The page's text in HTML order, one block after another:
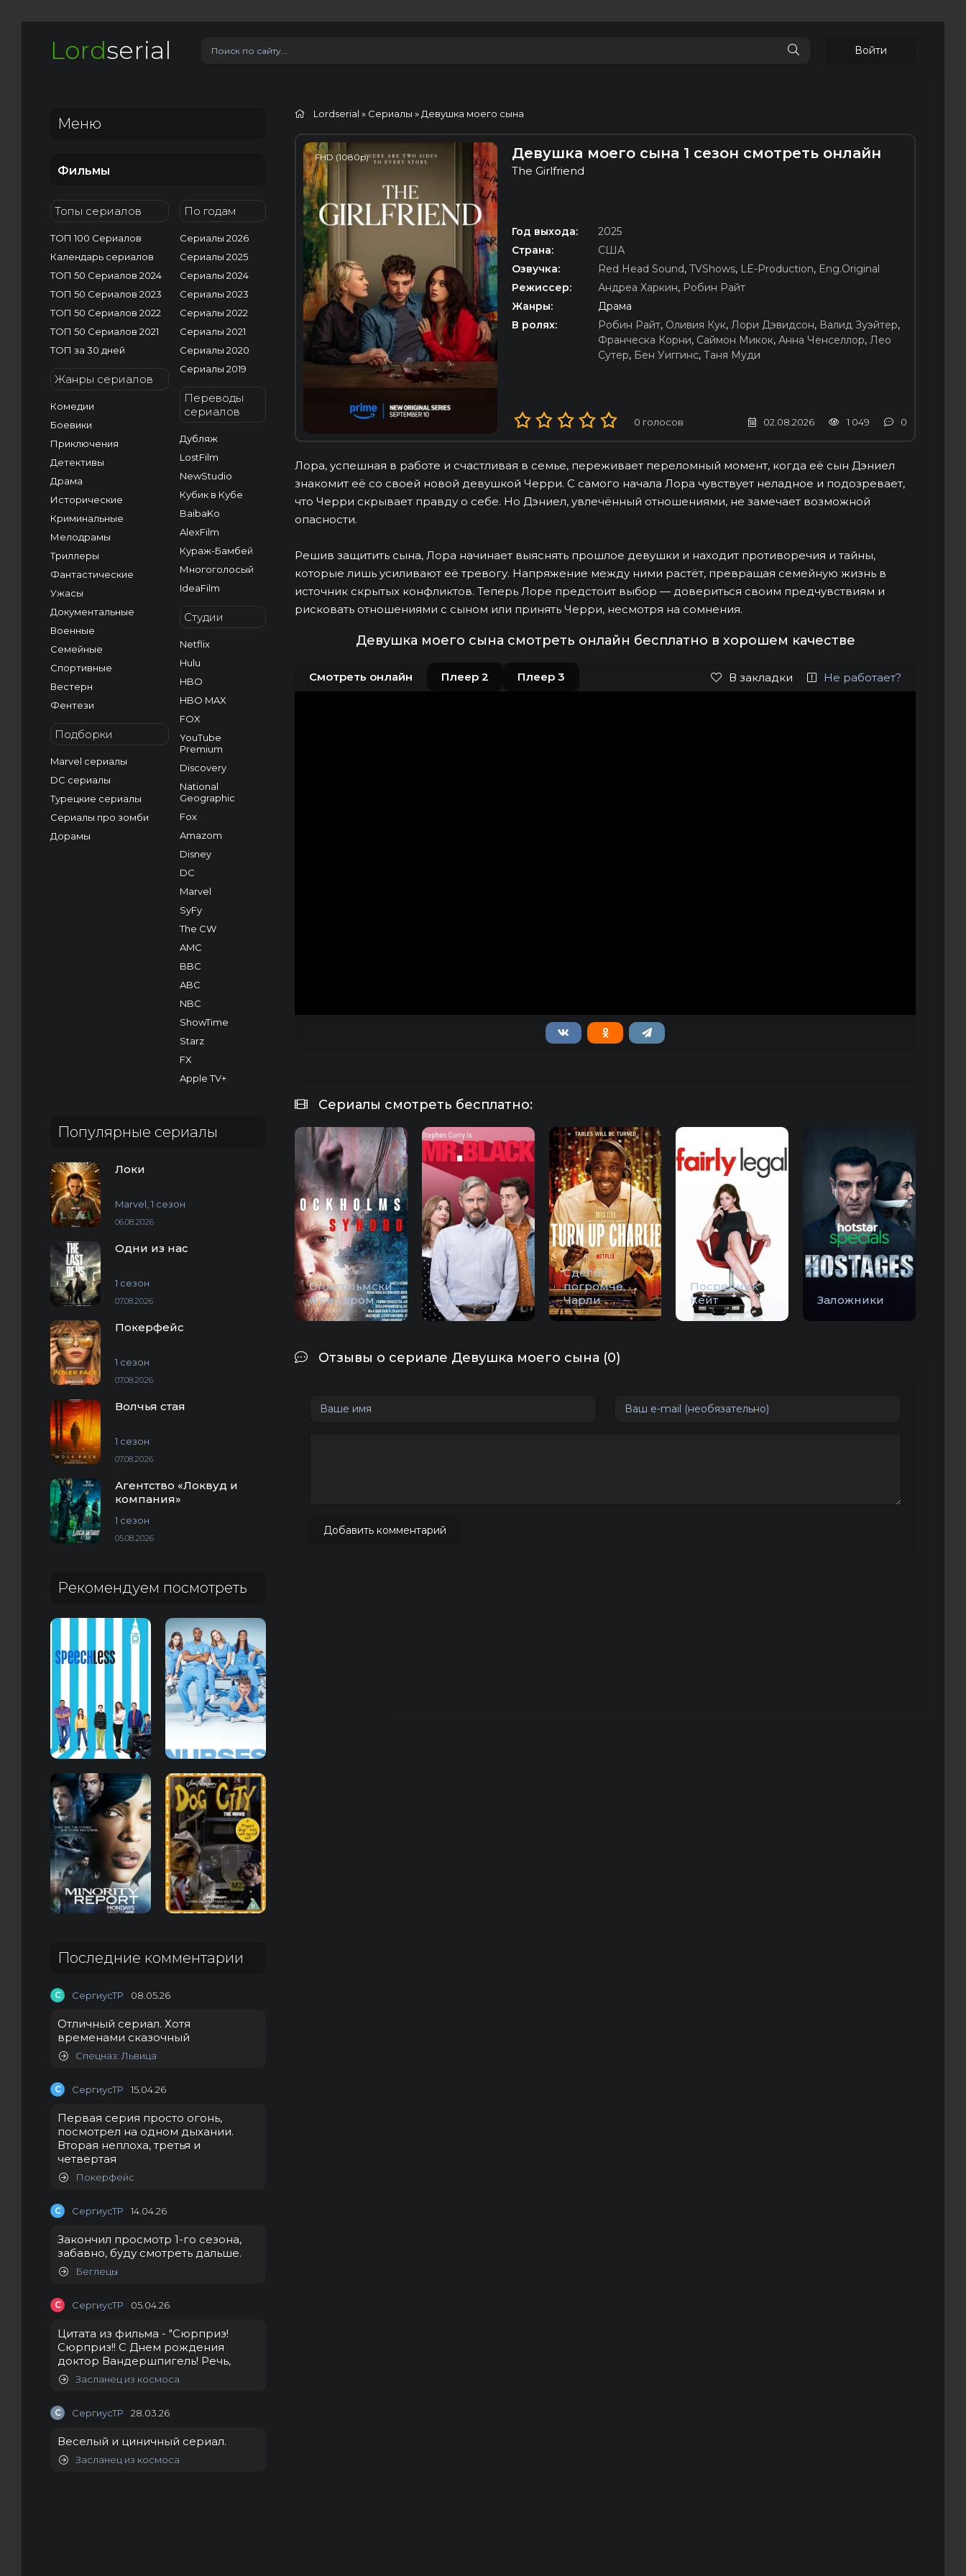
Lordserial Войти
Меню
Фильмы
Топы сериалов
ТОП 100 Сериалов
Календарь сериалов
ТОП 50 Сериалов 2024
ТОП 50 Сериалов 2023
ТОП 50 Сериалов 2022
ТОП 50 Сериалов 2021
ТОП за 30 дней
Жанры сериалов
Комедии
Боевики
Приключения
Детективы
Драма
Исторические
Криминальные
Мелодрамы
Триллеры
Фантастические
Ужасы
Документальные
Военные
Семейные
Спортивные
Вестерн
Фентези
Подборки
Marvel сериалы
DC сериалы
Турецкие сериалы
Сериалы про зомби
Дорамы
По годам
Сериалы 2026
Сериалы 2025
Сериалы 2024
Сериалы 2023
Сериалы 2022
Сериалы 2021
Сериалы 2020
Сериалы 2019
Переводы
сериалов
Дубляж
LostFilm
NewStudio
Кубик в Кубе
BaibaKo
AlexFilm
Кураж-Бамбей
Многоголосый
IdeaFilm
Студии
Netflix
Hulu
HBO
HBO MAX
FOX
YouTube
Premium
Discovery
National
Geographic
Fox
Amazom
Disney
DC
Marvel
SyFy
The CW
AMC
BBC
ABC
NBC
ShowTime
Starz
FX
Apple TV+
Популярные сериалы
Локи
Marvel, 1 сезон
06.08.2026
Одни из нас
1 сезон
07.08.2026
Покерфейс
1 сезон
07.08.2026
Волчья стая
1 сезон
07.08.2026
Агентство «Локвуд и
компания»
1 сезон
05.08.2026
Рекомендуем посмотреть
Последние комментарии
С СергиусТР 08.05.26
Отличный сериал. Хотя
временами сказочный
Спецназ: Львица
С СергиусТР 15.04.26
Первая серия просто огонь,
посмотрел на одном дыхании.
Вторая неплоха, третья и
четвертая
Покерфейс
С СергиусТР 14.04.26
Закончил просмотр 1-го сезона,
забавно, буду смотреть дальше.
Беглецы
С СергиусТР 05.04.26
Цитата из фильма - "Сюрприз!
Сюрприз!! С Днем рождения
доктор Вандершпигель! Речь,
Засланец из космоса
С СергиусТР 28.03.26
Веселый и циничный сериал.
Засланец из космоса
Lordserial » Сериалы » Девушка моего сына
FHD (1080p) Девушка моего сына 1 сезон смотреть онлайн
The Girlfriend
Год выхода:
2025
Страна:
США
Озвучка:
Red Head Sound, TVShows, LE-Production, Eng.Original
Режиссер:
Андреа Харкин, Робин Райт
Жанры:
Драма
В ролях:
Робин Райт, Оливия Кук, Лори Дэвидсон, Валид Зуэйтер,
Франческа Корни, Саймон Микок, Анна Ченселлор, Лео
Сутер, Бен Уиггинс, Таня Муди
0 голосов 02.08.2026 1 049 0
Лора, успешная в работе и счастливая в семье, переживает переломный момент, когда её сын Дэниел
знакомит её со своей новой девушкой Черри. С самого начала Лора чувствует неладное и подозревает,
что Черри скрывает правду о себе. Но Дэниел, увлечённый отношениями, не замечает возможной
опасности.
Решив защитить сына, Лора начинает выяснять прошлое девушки и находит противоречия и тайны,
которые лишь усиливают её тревогу. Напряжение между ними растёт, превращая семейную жизнь в
источник скрытых конфликтов. Теперь Лоре предстоит выбор — довериться своим предчувствиям и
рисковать отношениями с сыном или принять Черри, несмотря на сомнения.
Девушка моего сына смотреть онлайн бесплатно в хорошем качестве
Смотреть онлайн Плеер 2 Плеер 3 В закладки Не работает?
Сериалы смотреть бесплатно:
Стокгольмски
й синдром
Мистер Блэк
Сделай
погромче,
Чарли
Посредник
Кейт
Заложники
Отзывы о сериале Девушка моего сына (0)
Добавить комментарий